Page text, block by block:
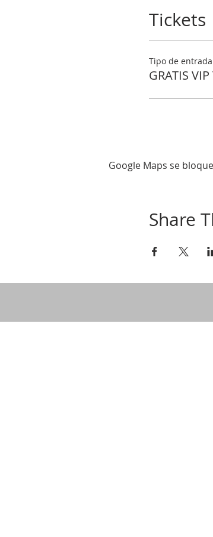
Tickets
Tipo de entrada
GRATIS VIP
Google Maps se
Share